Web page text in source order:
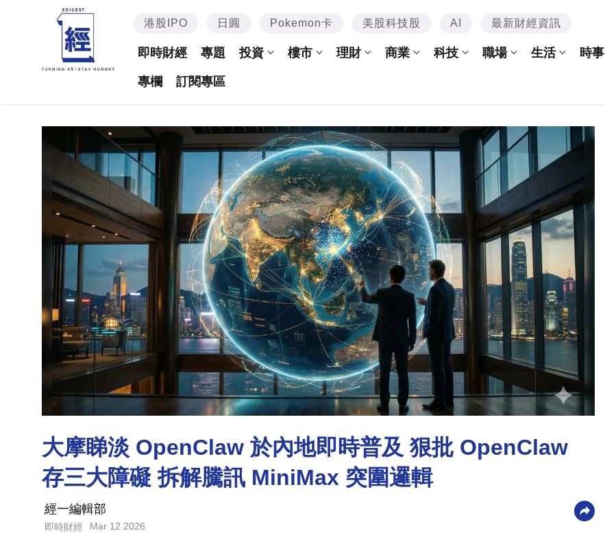
港股IPO 日圓 Pokemon卡 美股科技股 AI 最新財經資訊
即時財經 專題 投資 樓市 理財 商業 科技 職場 生活 時事
專欄 訂閱專區
大摩睇淡 OpenClaw 於內地即時普及 狠批 OpenClaw
存三大障礙 拆解騰訊 MiniMax 突圍邏輯
經一編輯部
即時財經 Mar 12 2026